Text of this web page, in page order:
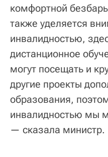
комфортной
также уделяется
инвалидностью,
дистанционное
могут посещать и
другие проекты
образования,
инвалидностью мы
— сказала министр.